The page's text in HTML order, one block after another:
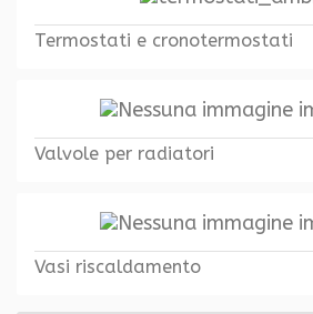
Termostati e cronotermostati
Valvole per radiatori
Vasi riscaldamento